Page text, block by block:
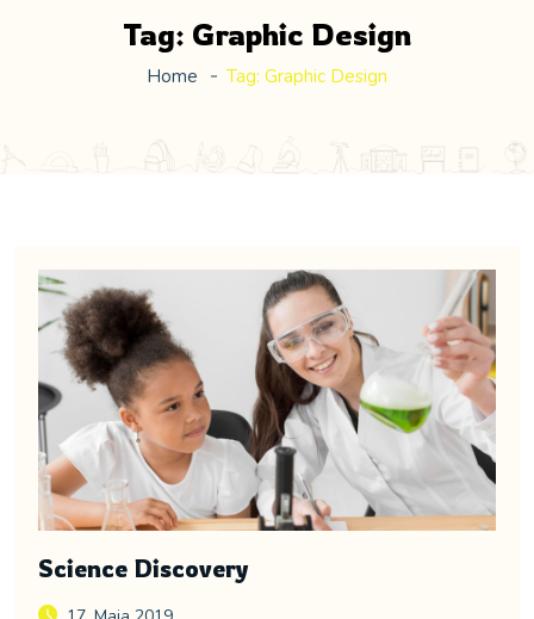
Tag: Graphic Design
Home Tag: Graphic Design
Science Discovery